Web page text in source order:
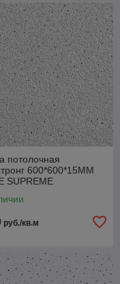
потолочная
600*600*15ММ
SUPREME
руб./кв.м